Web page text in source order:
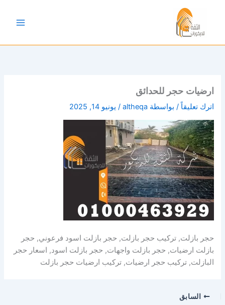
المحتوى
ارضيات حجر للحدائق
اترك تعليقاً / بواسطة altheqa
/ يونيو 14, 2025
حجر بازلت, تركيب حجر بازلت, حجر بازلت اسود فرعوني, حجر
بازلت ارضيات, حجر بازلت واجهات, حجر بازلت اسود, اسعار حجر
البازلت, تركيب حجر ارضيات, تركيب ارضيات حجر بازلت
السابق